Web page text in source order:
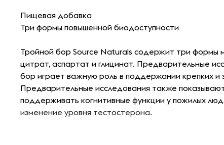
Пищевая добавка
Три формы повышенной биодоступности
Тройной бор Source Naturals содержит три формы
цитрат, аспартат и глицинат. Предварительные
бор играет важную роль в поддержании крепких и
Предварительные исследования также
поддерживать когнитивные функции у пожилых
изменение уровня тестостерона.